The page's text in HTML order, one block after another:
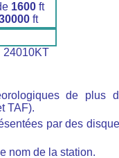
1600 ft
ft
de plus
TAF).
par des
nom de la station.